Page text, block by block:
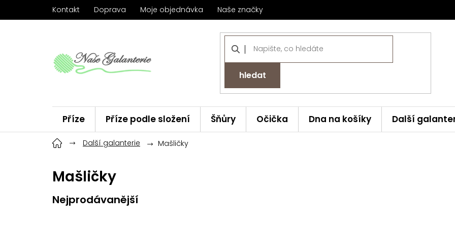
Kontakt Doprava Moje objednávka Naše značky
hledat
Příze Příze podle složení Šňůry Očička Dna na košíky Další
Háčky ChiaoGoo Značky
Další galanterie Mašličky
Mašličky
Nejprodávanější